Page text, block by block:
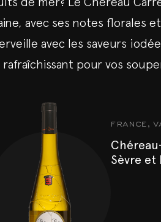
avec ses notes florales
avec les saveurs
pour vos
france,
Sèvre et